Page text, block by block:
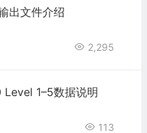
出文件介绍
2,295
Level 1–5数据说明
113